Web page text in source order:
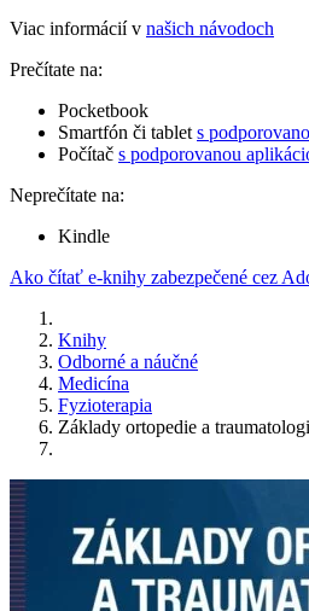
Viac informácií v našich návodoch
Prečítate na:
Pocketbook
Smartfón či tablet s
Počítač s podporovanou
Neprečítate na:
Kindle
Ako čítať e-knihy zabezpečené cez
Knihy
Odborné a náučné
Medicína
Fyzioterapia
Základy ortopedie a